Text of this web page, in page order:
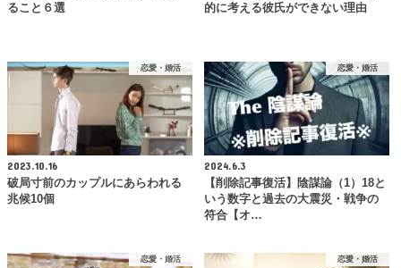
ること６選
的に考える彼氏ができない理由
恋愛・婚活
2023.10.16
破局寸前のカップルにあらわれる
兆候10個
恋愛・婚活
2024.6.3
【削除記事復活】陰謀論（1）18と
いう数字と過去の大震災・戦争の
符合【オ…
恋愛・婚活 恋愛・婚活